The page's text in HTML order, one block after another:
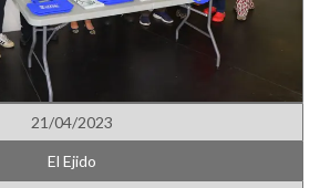
21/04/2023
El Ejido